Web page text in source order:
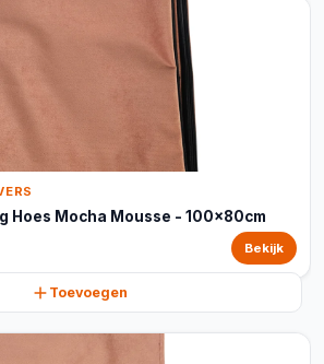
Hoes Mocha Mousse - 100x80cm
Bekijk
Toevoegen